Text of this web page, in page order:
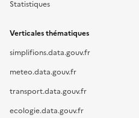
Statistiques
Verticales thématiques
simplifions.data.gouv.fr
meteo.data.gouv.fr
transport.data.gouv.fr
ecologie.data.gouv.fr